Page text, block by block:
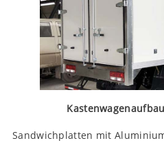
Sandwichplatten mit